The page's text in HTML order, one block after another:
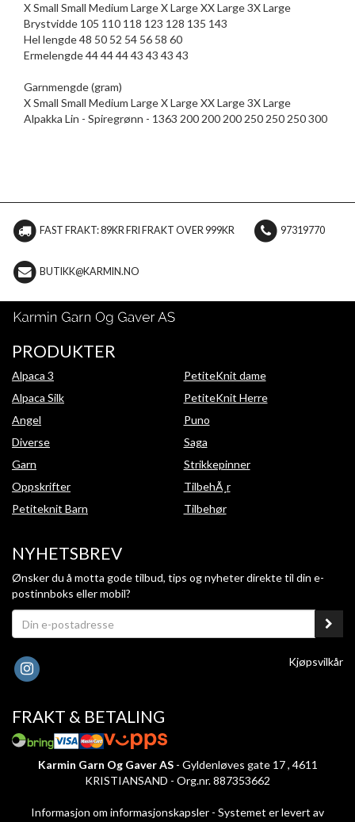
X Small Small Medium Large X Large XX Large 3X Large
Brystvidde 105 110 118 123 128 135 143
Hel lengde 48 50 52 54 56 58 60
Ermelengde 44 44 44 43 43 43 43
Garnmengde (gram)
X Small Small Medium Large X Large XX Large 3X Large
Alpakka Lin - Spiregrønn - 1363 200 200 200 250 250 250 300
FAST FRAKT: 89KR FRI FRAKT OVER 999KR 97319770
BUTIKK@KARMIN.NO
PRODUKTER
Alpaca 3
Alpaca Silk
Angel
Diverse
Garn
Oppskrifter
Petiteknit Barn
PetiteKnit dame
PetiteKnit Herre
Puno
Saga
Strikkepinner
TilbehÃ¸r
Tilbehør
NYHETSBREV
Ønsker du å motta gode tilbud, tips og nyheter direkte til din e-
postinnboks eller mobil?
Kjøpsvilkår
FRAKT & BETALING
Karmin Garn Og Gaver AS- Gyldenløves gate 17 , 4611
KRISTIANSAND - Org.nr. 887353662
Informasjon om informasjonskapsler - Systemet er levert av